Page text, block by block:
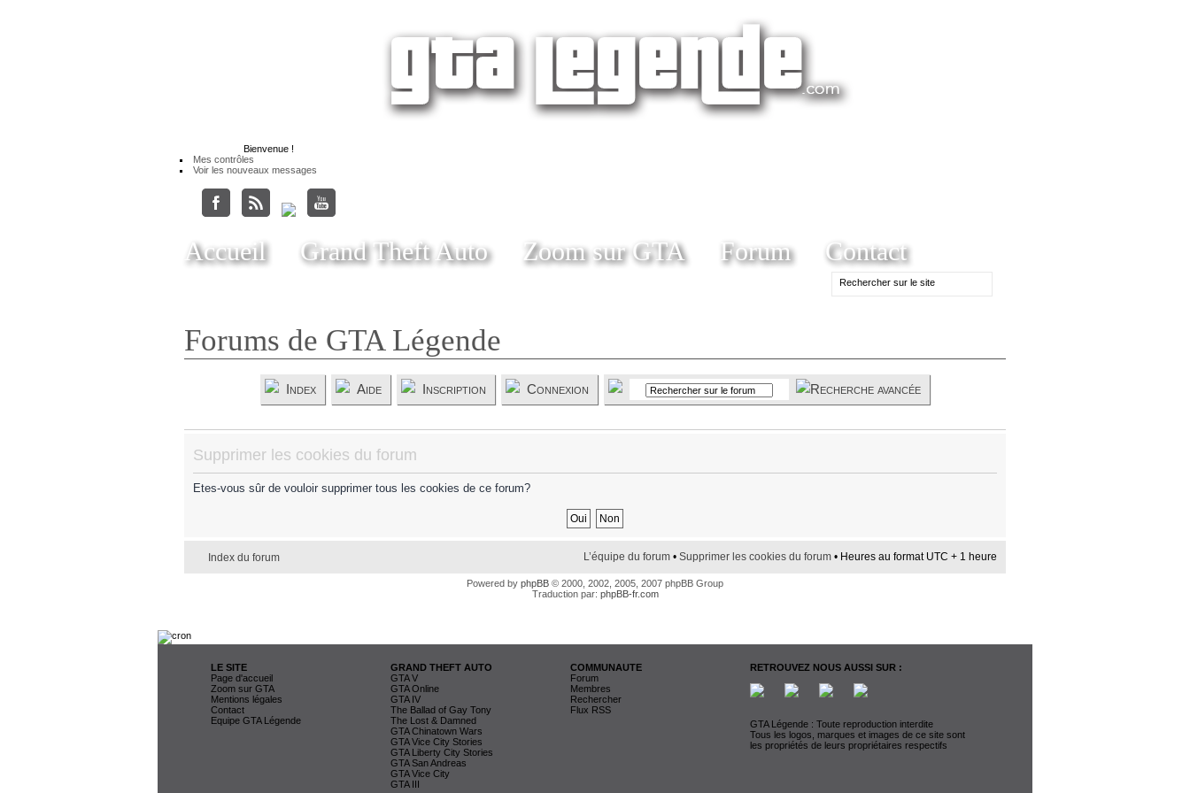
Bienvenue !
Mes contrôles
Voir les nouveaux messages
Accueil Grand Theft Auto Zoom sur GTA Forum Contact
Forums de GTA Légende
Index Aide Inscription Connexion
Supprimer les cookies du forum
Etes-vous sûr de vouloir supprimer tous les cookies de ce forum?
Index du forum L’équipe du forum • Supprimer les cookies du forum • Heures au format UTC + 1 heure
Powered by phpBB © 2000, 2002, 2005, 2007 phpBB Group
Traduction par: phpBB-fr.com
LE SITE
Page d'accueil
Zoom sur GTA
Mentions légales
Contact
Equipe GTA Légende
GRAND THEFT AUTO
GTA V
GTA Online
GTA IV
The Ballad of Gay Tony
The Lost & Damned
GTA Chinatown Wars
GTA Vice City Stories
GTA Liberty City Stories
GTA San Andreas
GTA Vice City
GTA III
COMMUNAUTE
Forum
Membres
Rechercher
Flux RSS
RETROUVEZ NOUS AUSSI SUR :
GTA Légende : Toute reproduction interdite
Tous les logos, marques et images de ce site sont
les propriétés de leurs propriétaires respectifs